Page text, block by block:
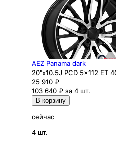
AEZ Panama dark
20"x10.5J PCD 5x112 ЕТ
25 910 ₽
103 640 ₽ за 4 шт.
В корзину
сейчас
4 шт.